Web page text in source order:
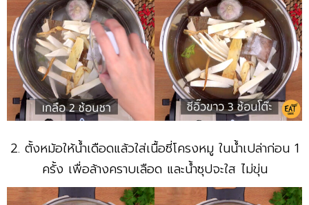
2. ตั้งหม้อให้น้ำเดือดแล้วใส่เนื้อซี่โครงหมู ในน้ำเปล่าก่อน 1
ครั้ง เพื่อล้างคราบเลือด และน้ำซุปจะใส ไม่ขุ่น